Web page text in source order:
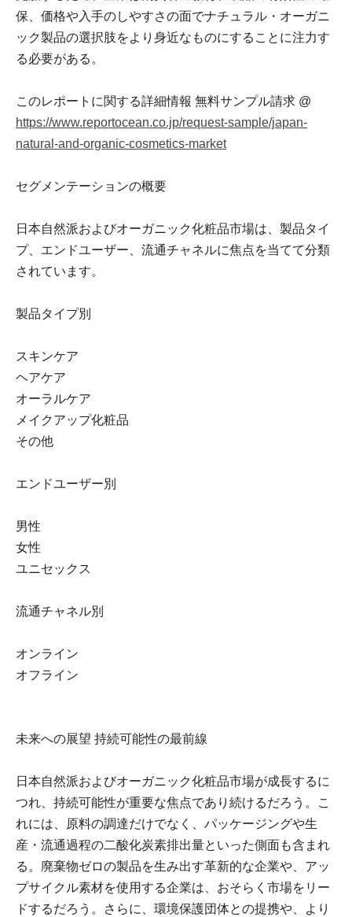
保、価格や入手のしやすさの面でナチュラル・オーガニ
ック製品の選択肢をより身近なものにすることに注力す
る必要がある。
このレポートに関する詳細情報 無料サンプル請求 @
https://www.reportocean.co.jp/request-sample/japan-
natural-and-organic-cosmetics-market
セグメンテーションの概要
日本自然派およびオーガニック化粧品市場は、製品タイ
プ、エンドユーザー、流通チャネルに焦点を当てて分類
されています。
製品タイプ別
スキンケア
ヘアケア
オーラルケア
メイクアップ化粧品
その他
エンドユーザー別
男性
女性
ユニセックス
流通チャネル別
オンライン
オフライン
未来への展望 持続可能性の最前線
日本自然派およびオーガニック化粧品市場が成長するに
つれ、持続可能性が重要な焦点であり続けるだろう。こ
れには、原料の調達だけでなく、パッケージングや生
産・流通過程の二酸化炭素排出量といった側面も含まれ
る。廃棄物ゼロの製品を生み出す革新的な企業や、アッ
プサイクル素材を使用する企業は、おそらく市場をリー
ドするだろう。さらに、環境保護団体との提携や、より